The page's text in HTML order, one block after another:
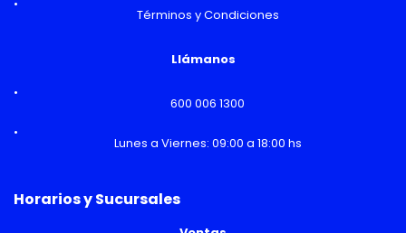
Términos y Condiciones
Llámanos
600 006 1300
Lunes a Viernes: 09:00 a 18:00 hs
Horarios y Sucursales